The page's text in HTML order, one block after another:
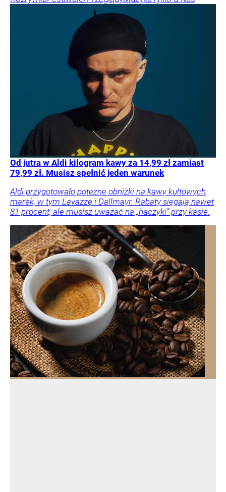
Od jutra w Aldi kilogram kawy za 14,99 zł zamiast
79,99 zł. Musisz spełnić jeden warunek
Aldi przygotowało potężne obniżki na kawy kultowych
marek, w tym Lavazzę i Dallmayr. Rabaty sięgają nawet
81 procent, ale musisz uważać na „haczyki” przy kasie.